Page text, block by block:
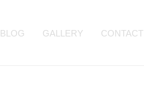
BLOG GALLERY CONTACT